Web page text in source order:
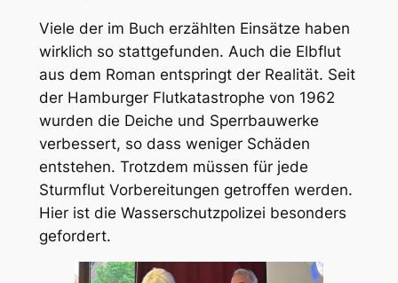
Viele der im Buch erzählten Einsätze haben
wirklich so stattgefunden. Auch die Elbflut
aus dem Roman entspringt der Realität. Seit
der Hamburger Flutkatastrophe von 1962
wurden die Deiche und Sperrbauwerke
verbessert, so dass weniger Schäden
entstehen. Trotzdem müssen für jede
Sturmflut Vorbereitungen getroffen werden.
Hier ist die Wasserschutzpolizei besonders
gefordert.